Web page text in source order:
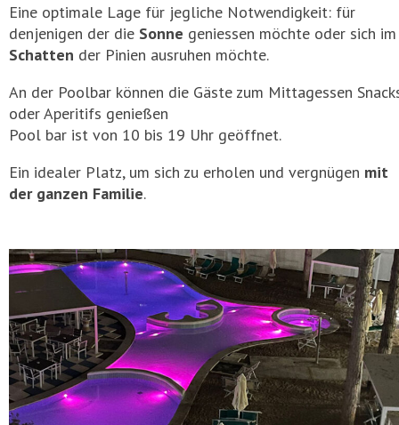
Eine optimale Lage für jegliche Notwendigkeit: für
denjenigen der die Sonne geniessen möchte oder sich im
Schatten der Pinien ausruhen möchte.
An der Poolbar können die Gäste zum Mittagessen
oder Aperitifs genießen
Pool bar ist von 10 bis 19 Uhr geöffnet.
Ein idealer Platz, um sich zu erholen und vergnügen mit
der ganzen Familie.